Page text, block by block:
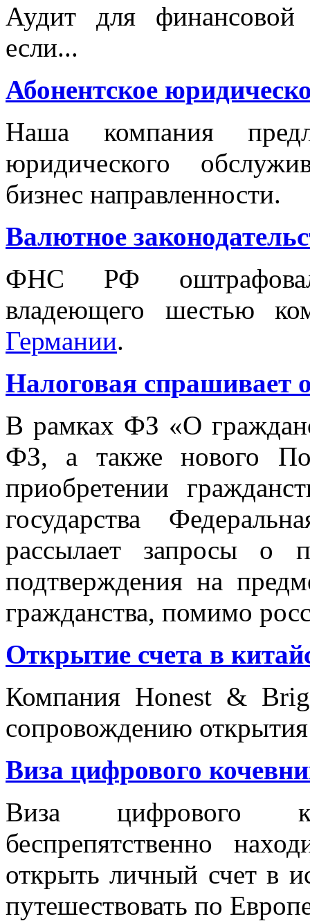
Аудит для
если...
Абонентское
Наша компания
юридического
бизнес направленности.
Валютное
ФНС РФ
владеющего шестью
Германии.
Налоговая
В рамках ФЗ «О
ФЗ, а также нового
приобретении
государства
рассылает запросы о
подтверждения на
гражданства, помимо
Открытие счета в
Компания Honest &
сопровождению открытия
Виза цифрового
Виза цифрового
беспрепятственно
открыть личный счет в
путешествовать по